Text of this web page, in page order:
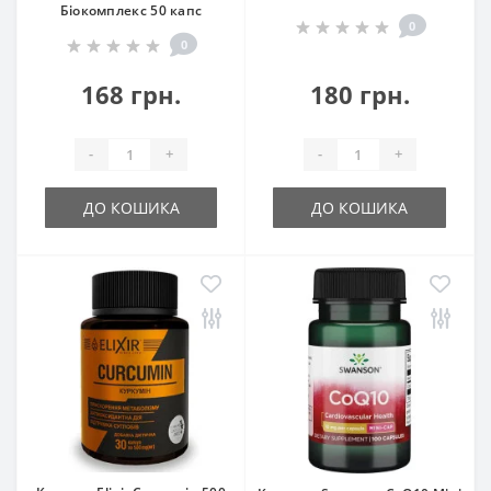
Біокомплекс 50 капс
0
168 грн.
- +
ДО КОШИКА
0
180 грн.
- +
ДО КОШИКА